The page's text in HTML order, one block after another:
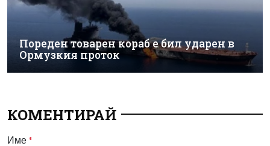
Пореден товарен кораб е бил ударен в
Ормузкия проток
КОМЕНТИРАЙ
Име *